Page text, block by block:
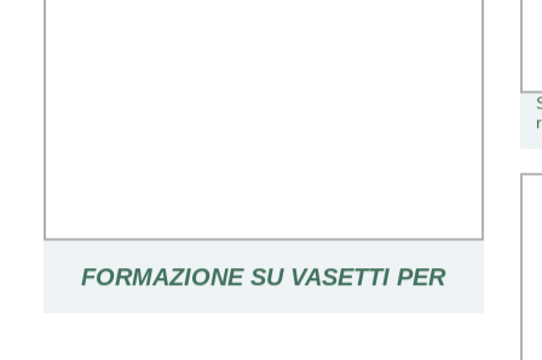
FORMAZIONE SU VASETTI PER